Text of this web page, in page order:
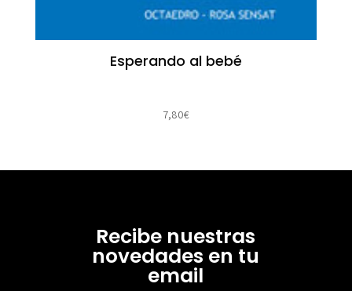
Esperando al bebé
7,80€
Recibe nuestras
novedades en tu
email